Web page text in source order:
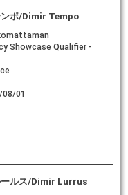
ンポ/Dimir Tempo
Showcase Qualifier -
01
ールス/Dimir Lurrus